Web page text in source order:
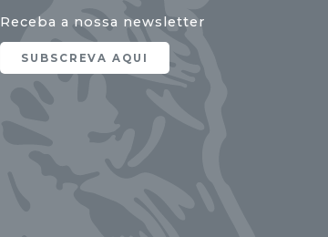
Receba a nossa newsletter
SUBSCREVA AQUI